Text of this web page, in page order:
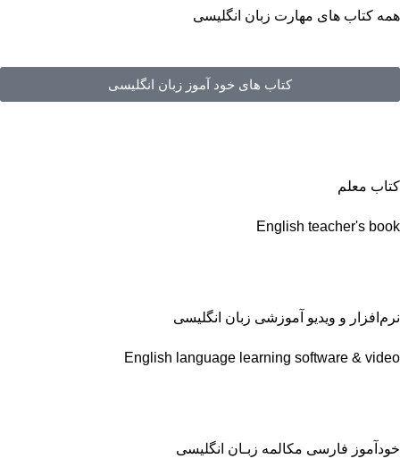
همه کتاب های مهارت زبان انگلیسی
کتاب های خود آموز زبان انگلیسی
کتاب معلم
English teacher's book
نرم‌افزار و ویدیو آموزشی زبان انگلیسی
English language learning software & video
خودآموز فارسی مکالمه زبـان انگلیسی